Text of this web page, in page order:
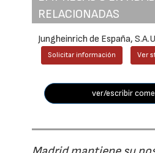
RELACIONADAS
Jungheinrich de España,
Solicitar información Ver
ver/escribir